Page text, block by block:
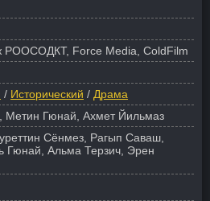
РООСОДКТ, Force Media, ColdFilm
/ Исторический / Драма
Метин Гюнай, Ахмет Йильмаз
Сёнмез, Рагып Саваш,
Гюнай, Альма Терзич, Эрен